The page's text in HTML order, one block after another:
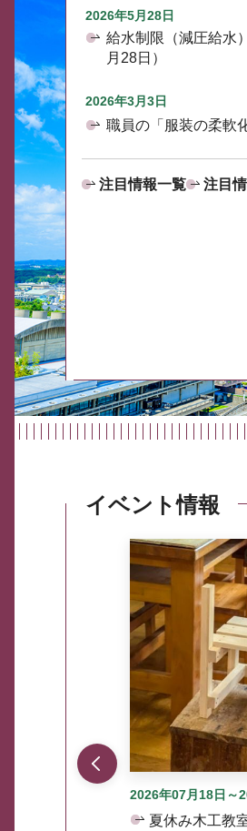
2026年5月28日
給水制限（減圧給水
月28日）
2026年3月3日
職員の「服装の柔軟
注目情報一覧 注目
イベント情報
2026年07月18日～
夏休み木工教